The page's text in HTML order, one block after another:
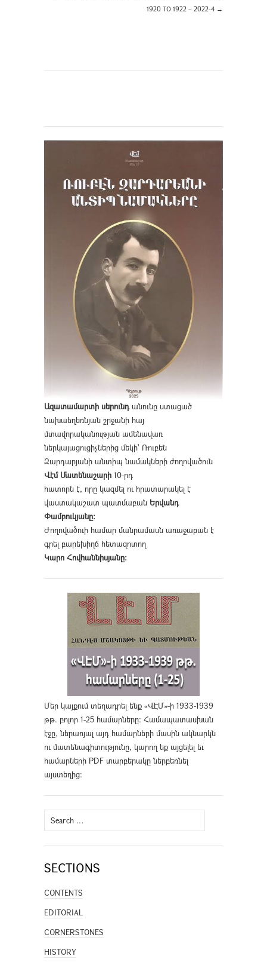
1920 TO 1922 – 2022-4 →
Ազատամարտի սերունդանունը ստացած
նախաեղեռնյան շրջանի հայ
մտավորականության ամենավառ
ներկայացուցիչներից մեկի՝ Ռուբեն
Զարդարյանի անտիպ նամակների ժողովածուն
Վէմ Մատենաշարի 10-րդ
հատորն է, որը կազմել ու հրատարակել է
վաստակաշատ պատմաբան Երվանդ
Փամբուկյանը։
Ժողովածուի համար մանրամասն առաջաբան է
գրել բարեխիղճ հետազոտող
Կարո Հովհաննիսյանը։
Մեր կայքում տեղադրել ենք «ՎԷՄ»-ի 1933-1939
թթ. բոլոր 1-25 համարները։ Համապատասխան
էջը, ներառյալ այդ համարների մասին ակնարկն
ու մատենագիտությունը, կարող եք այցելել եւ
համարների PDF տարբերակը ներբեռնել
այստեղից։
Search
for:
SECTIONS
CONTENTS
EDITORIAL
CORNERSTONES
HISTORY